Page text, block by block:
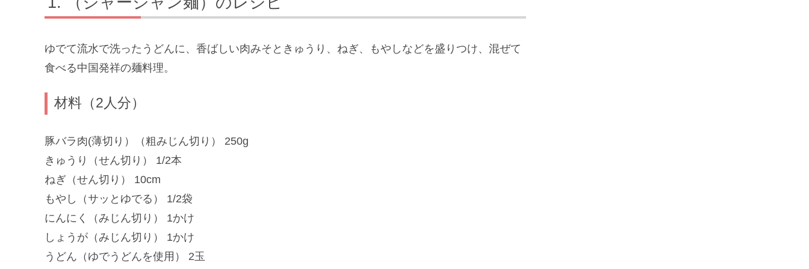
ゆでて流水で洗ったうどんに、香ばしい肉みそときゅうり、ねぎ、もやしなどを盛りつけ、混ぜて
食べる中国発祥の麺料理。
材料（2人分）
豚バラ肉(薄切り）（粗みじん切り） 250g
きゅうり（せん切り） 1/2本
ねぎ（せん切り） 10cm
もやし（サッとゆでる） 1/2袋
にんにく（みじん切り） 1かけ
しょうが（みじん切り） 1かけ
うどん（ゆでうどんを使用） 2玉